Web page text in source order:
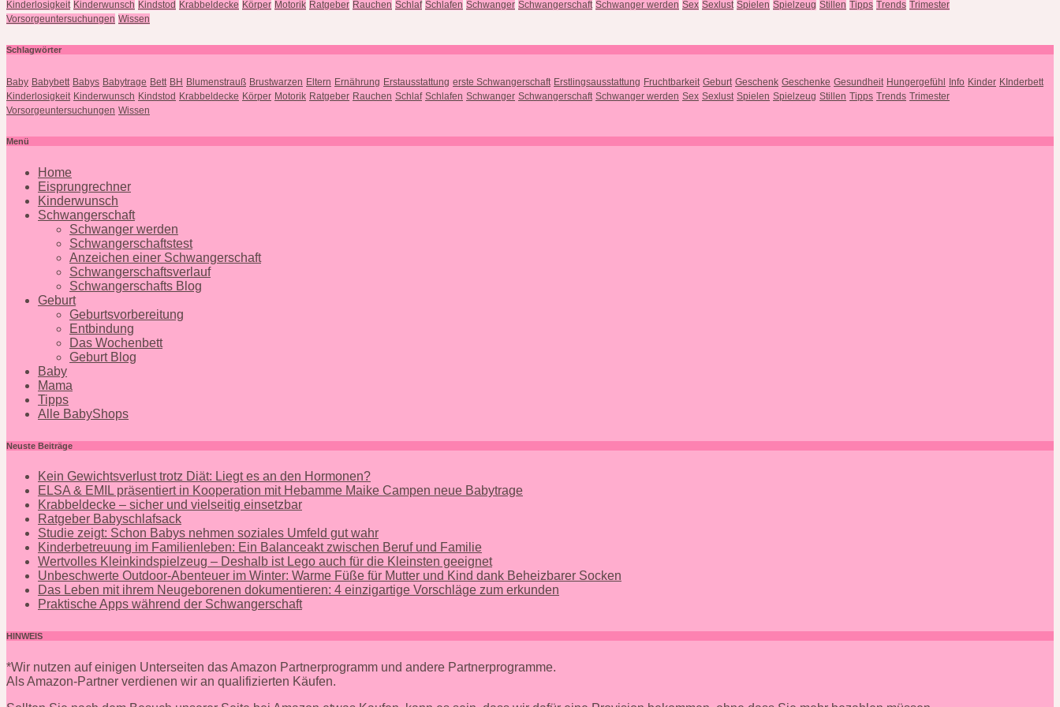
Kinderlosigkeit Kinderwunsch Kindstod Krabbeldecke Körper Motorik Ratgeber Rauchen Schlaf Schlafen Schwanger Schwangerschaft Schwanger werden Sex Sexlust Spielen Spielzeug Stillen Tipps Trends Trimester
Vorsorgeuntersuchungen Wissen
Schlagwörter
Baby Babybett Babys Babytrage Bett BH Blumenstrauß Brustwarzen Eltern Ernährung Erstausstattung erste Schwangerschaft Erstlingsausstattung Fruchtbarkeit Geburt Geschenk Geschenke Gesundheit Hungergefühl Info Kinder KInderbett
Kinderlosigkeit Kinderwunsch Kindstod Krabbeldecke Körper Motorik Ratgeber Rauchen Schlaf Schlafen Schwanger Schwangerschaft Schwanger werden Sex Sexlust Spielen Spielzeug Stillen Tipps Trends Trimester
Vorsorgeuntersuchungen Wissen
Menü
Home
Eisprungrechner
Kinderwunsch
Schwangerschaft
Schwanger werden
Schwangerschaftstest
Anzeichen einer Schwangerschaft
Schwangerschaftsverlauf
Schwangerschafts Blog
Geburt
Geburtsvorbereitung
Entbindung
Das Wochenbett
Geburt Blog
Baby
Mama
Tipps
Alle BabyShops
Neuste Beiträge
Kein Gewichtsverlust trotz Diät: Liegt es an den Hormonen?
ELSA & EMIL präsentiert in Kooperation mit Hebamme Maike Campen neue Babytrage
Krabbeldecke – sicher und vielseitig einsetzbar
Ratgeber Babyschlafsack
Studie zeigt: Schon Babys nehmen soziales Umfeld gut wahr
Kinderbetreuung im Familienleben: Ein Balanceakt zwischen Beruf und Familie
Wertvolles Kleinkindspielzeug – Deshalb ist Lego auch für die Kleinsten geeignet
Unbeschwerte Outdoor-Abenteuer im Winter: Warme Füße für Mutter und Kind dank Beheizbarer Socken
Das Leben mit ihrem Neugeborenen dokumentieren: 4 einzigartige Vorschläge zum erkunden
Praktische Apps während der Schwangerschaft
HINWEIS
*Wir nutzen auf einigen Unterseiten das Amazon Partnerprogramm und andere Partnerprogramme.
Als Amazon-Partner verdienen wir an qualifizierten Käufen.